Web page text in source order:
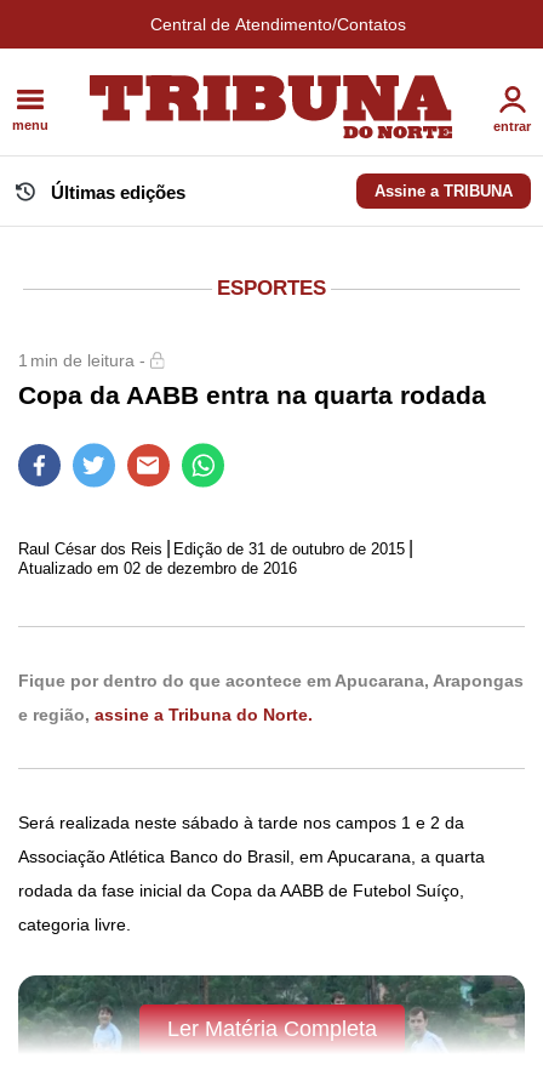
Central de Atendimento/Contatos
menu entrar
Últimas edições Assine a TRIBUNA
ESPORTES
1 min de leitura -
Copa da AABB entra na quarta rodada
Raul César dos Reis Edição de 31 de outubro de 2015
Atualizado em 02 de dezembro de 2016
Fique por dentro do que acontece em Apucarana, Arapongas
e região, assine a Tribuna do Norte.
Será realizada neste sábado à tarde nos campos 1 e 2 da
Associação Atlética Banco do Brasil, em Apucarana, a quarta
rodada da fase inicial da Copa da AABB de Futebol Suíço,
categoria livre.
Ler Matéria Completa